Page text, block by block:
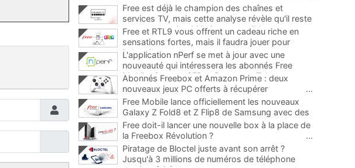
Free est déjà le champion des chaînes et
services TV, mais cette analyse révèle qu'il reste
encore au moins 141 ajouts possibles
Free et RTL9 vous offrent un cadeau riche en
sensations fortes, mais il faudra jouer pour
l'obtenir
L'application nPerf se met à jour avec une
nouveauté qui intéressera les abonnés Free
Mobile, Orange, SFR et Bouygues Telecom
Abonnés Freebox et Amazon Prime : deux
nouveaux jeux PC offerts à récupérer
...
Free Mobile lance officiellement les nouveaux
Galaxy Z Fold8 et Z Flip8 de Samsung avec des
promos et des cadeaux
...
Free doit-il lancer une nouvelle box à la place de
la Freebox Révolution ?
...
Piratage de Bloctel juste avant son arrêt ?
Jusqu'à 3 millions de numéros de téléphone